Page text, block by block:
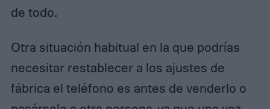
de todo.
Otra situación habitual en la que podrías
necesitar restablecer a los ajustes de
fábrica el teléfono es antes de venderlo o